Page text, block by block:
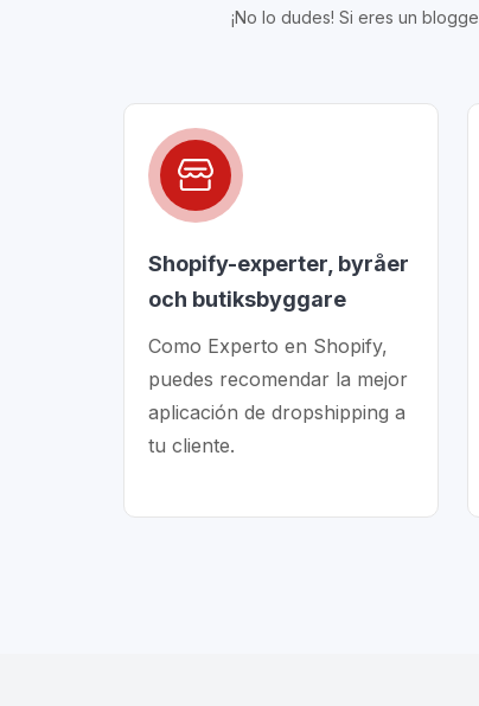
¡No lo dudes! Si eres un
Shopify-experter, byråer
och butiksbyggare
Como Experto en Shopify,
puedes recomendar la mejor
aplicación de dropshipping a
tu cliente.